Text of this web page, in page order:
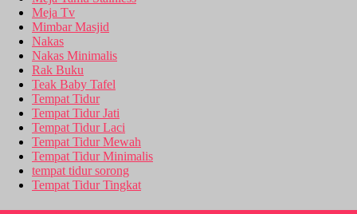
Meja Tv
Mimbar Masjid
Nakas
Nakas Minimalis
Rak Buku
Teak Baby Tafel
Tempat Tidur
Tempat Tidur Jati
Tempat Tidur Laci
Tempat Tidur Mewah
Tempat Tidur Minimalis
tempat tidur sorong
Tempat Tidur Tingkat